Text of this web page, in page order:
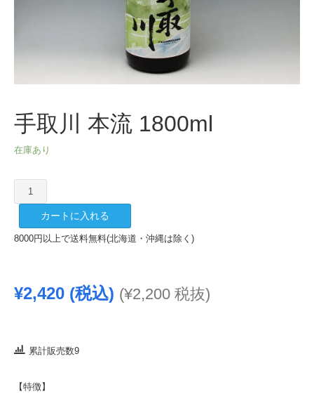
手取川 本流 1800ml
在庫あり
取
本
カートに入れる
8000円以上で送料無料(北海道・沖縄は除く)
¥2,420 (税込) (¥2,200 税抜)
累計販売数9
【特徴】